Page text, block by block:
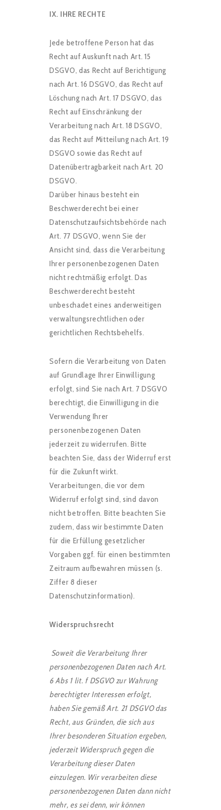
IX. IHRE RECHTE
Jede betroffene Person hat das
Recht auf Auskunft nach Art. 15
DSGVO, das Recht auf Berichtigung
nach Art. 16 DSGVO, das Recht auf
Löschung nach Art. 17 DSGVO, das
Recht auf Einschränkung der
Verarbeitung nach Art. 18 DSGVO,
das Recht auf Mitteilung nach Art. 19
DSGVO sowie das Recht auf
Datenübertragbarkeit nach Art. 20
DSGVO.
Darüber hinaus besteht ein
Beschwerderecht bei einer
Datenschutzaufsichtsbehörde nach
Art. 77 DSGVO, wenn Sie der
Ansicht sind, dass die Verarbeitung
Ihrer personenbezogenen Daten
nicht rechtmäßig erfolgt. Das
Beschwerderecht besteht
unbeschadet eines anderweitigen
verwaltungsrechtlichen oder
gerichtlichen Rechtsbehelfs.
Sofern die Verarbeitung von Daten
auf Grundlage Ihrer Einwilligung
erfolgt, sind Sie nach Art. 7 DSGVO
berechtigt, die Einwilligung in die
Verwendung Ihrer
personenbezogenen Daten
jederzeit zu widerrufen. Bitte
beachten Sie, dass der Widerruf erst
für die Zukunft wirkt.
Verarbeitungen, die vor dem
Widerruf erfolgt sind, sind davon
nicht betroffen. Bitte beachten Sie
zudem, dass wir bestimmte Daten
für die Erfüllung gesetzlicher
Vorgaben ggf. für einen bestimmten
Zeitraum aufbewahren müssen (s.
Ziffer 8 dieser
Datenschutzinformation).
Widerspruchsrecht
Soweit die Verarbeitung Ihrer
personenbezogenen Daten nach Art.
6 Abs 1 lit. f DSGVO zur Wahrung
berechtigter Interessen erfolgt,
haben Sie gemäß Art. 21 DSGVO das
Recht, aus Gründen, die sich aus
Ihrer besonderen Situation ergeben,
jederzeit Widerspruch gegen die
Verarbeitung dieser Daten
einzulegen. Wir verarbeiten diese
personenbezogenen Daten dann nicht
mehr, es sei denn, wir können